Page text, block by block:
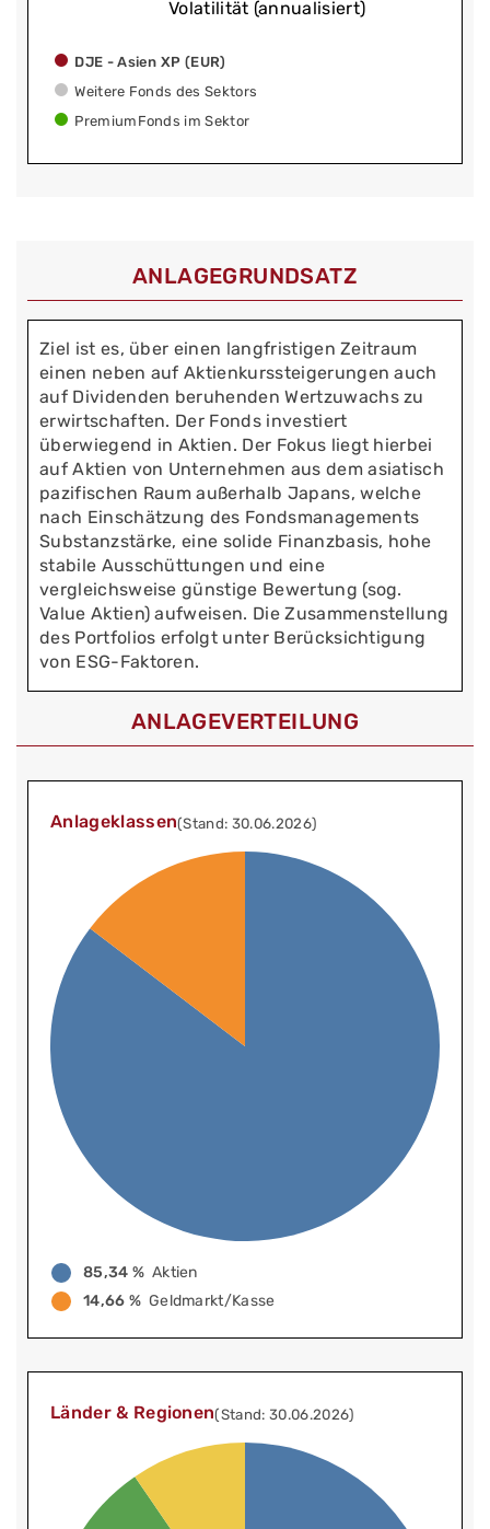
Volatilität (annualisiert)
DJE - Asien XP (EUR)
Weitere Fonds des Sektors
PremiumFonds im Sektor
ANLAGEGRUNDSATZ
Ziel ist es, über einen langfristigen Zeitraum
einen neben auf Aktienkurssteigerungen auch
auf Dividenden beruhenden Wertzuwachs zu
erwirtschaften. Der Fonds investiert
überwiegend in Aktien. Der Fokus liegt hierbei
auf Aktien von Unternehmen aus dem asiatisch
pazifischen Raum außerhalb Japans, welche
nach Einschätzung des Fondsmanagements
Substanzstärke, eine solide Finanzbasis, hohe
stabile Ausschüttungen und eine
vergleichsweise günstige Bewertung (sog.
Value Aktien) aufweisen. Die Zusammenstellung
des Portfolios erfolgt unter Berücksichtigung
von ESG-Faktoren.
ANLAGEVERTEILUNG
Anlageklassen(Stand: 30.06.2026)
85,34 % Aktien
14,66 % Geldmarkt/Kasse
Länder & Regionen(Stand: 30.06.2026)